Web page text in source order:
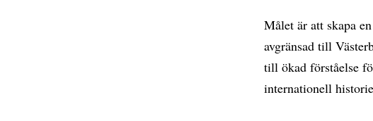
Målet är att skapa
avgränsad till
till ökad förståelse
internationell